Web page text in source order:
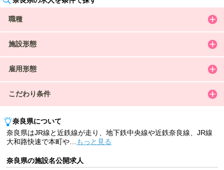
職種
施設形態
雇用形態
こだわり条件
奈良県について
奈良県はJR線と近鉄線が走り、地下鉄中央線や近鉄奈良線、JR線
大和路快速で本町や
もっと見る
奈良県の施設名公開求人